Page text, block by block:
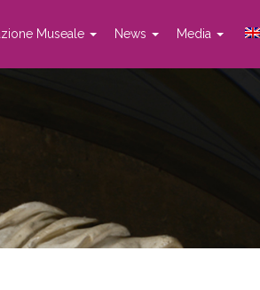
Museale News Media